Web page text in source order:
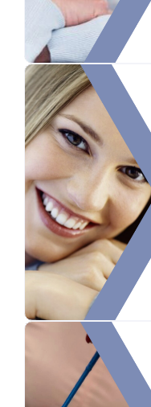
Комфортна вагітність
Турбота про тебе